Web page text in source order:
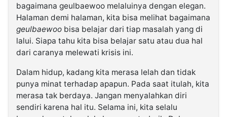
bagaimana geulbaewoo melaluinya dengan elegan.
Halaman demi halaman, kita bisa melihat bagaimana
geulbaewoo bisa belajar dari tiap masalah yang di
lalui. Siapa tahu kita bisa belajar satu atau dua hal
dari caranya melewati krisis ini.
Dalam hidup, kadang kita merasa lelah dan tidak
punya minat terhadap apapun. Pada saat itulah, kita
merasa tak berdaya. Jangan menyalahkan diri
sendiri karena hal itu. Selama ini, kita selalu